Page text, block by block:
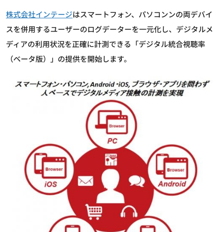
株式会社インテージはスマートフォン、パソコンンの両デバイ
スを併用するユーザーのログデーターを一元化し、デジタルメ
ディアの利用状況を正確に計測できる「デジタル統合視聴率
（ベータ版）」の提供を開始します。